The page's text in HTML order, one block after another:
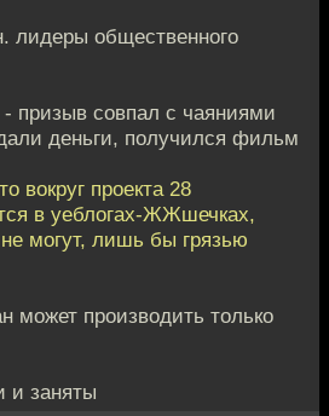
лидеры общественного
призыв совпал с чаяниями
деньги, получился фильм
вокруг проекта 28
в уеблогах-ЖЖшечках,
могут, лишь бы грязью
может производить только
и заняты